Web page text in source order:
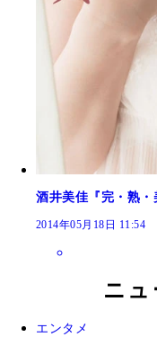
酒井美佳『完・熟・
2014年05月18日 11:54
ニュ
エンタメ